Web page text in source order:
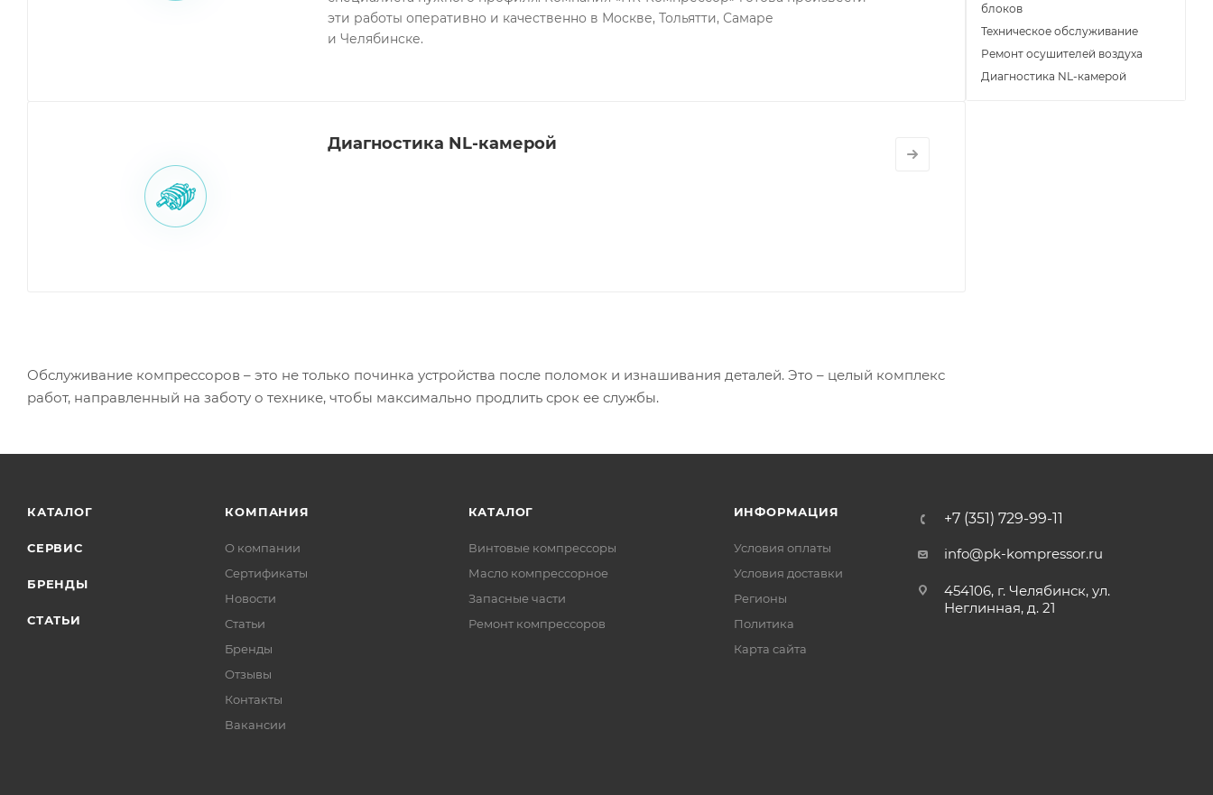
эти работы оперативно и качественно в Москве, Тольятти, Самаре
и Челябинске.
Диагностика NL-камерой
Обслуживание компрессоров – это не только починка устройства после поломок и изнашивания деталей. Это – целый комплекс
работ, направленный на заботу о технике, чтобы максимально продлить срок ее службы.
блоков
Техническое обслуживание
Ремонт осушителей воздуха
Диагностика NL-камерой
КАТАЛОГ
СЕРВИС
БРЕНДЫ
СТАТЬИ
КОМПАНИЯ
О компании
Сертификаты
Новости
Статьи
Бренды
Отзывы
Контакты
Вакансии
КАТАЛОГ
Винтовые компрессоры
Масло компрессорное
Запасные части
Ремонт компрессоров
ИНФОРМАЦИЯ
Условия оплаты
Условия доставки
Регионы
Политика
Карта сайта
+7 (351) 729-99-11
info@pk-kompressor.ru
454106, г. Челябинск, ул.
Неглинная, д. 21